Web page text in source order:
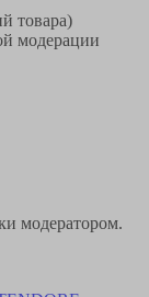
товара)
модерации
модератором.